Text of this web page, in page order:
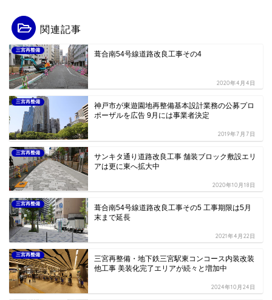
関連記事
三宮再整備 葺合南54号線道路改良工事その4
2020年4月4日
三宮再整備
神戸市が東遊園地再整備基本設計業務の公募プロ
ポーザルを広告 9月には事業者決定
2019年7月7日
三宮再整備
サンキタ通り道路改良工事 舗装ブロック敷設エリ
アは更に東へ拡大中
2020年10月18日
三宮再整備
葺合南54号線道路改良工事その5 工事期限は5月
末まで延長
2021年4月22日
三宮再整備
三宮再整備・地下鉄三宮駅東コンコース内装改装
他工事 美装化完了エリアが続々と増加中
2024年10月24日